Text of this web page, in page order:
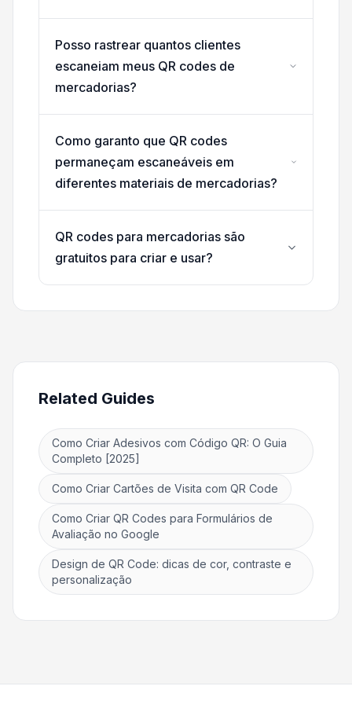
Posso rastrear quantos clientes
escaneiam meus QR codes de
mercadorias?
Como garanto que QR codes
permaneçam escaneáveis em
diferentes materiais de mercadorias?
QR codes para mercadorias são
gratuitos para criar e usar?
Related Guides
Como Criar Adesivos com Código QR: O Guia
Completo [2025]
Como Criar Cartões de Visita com QR Code
Como Criar QR Codes para Formulários de
Avaliação no Google
Design de QR Code: dicas de cor, contraste e
personalização